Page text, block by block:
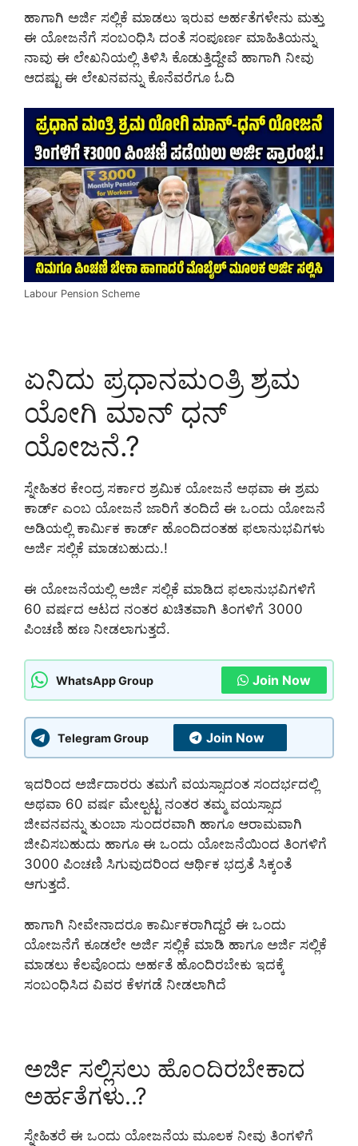
ಹಾಗಾಗಿ ಅರ್ಜಿ ಸಲ್ಲಿಕೆ ಮಾಡಲು ಇರುವ ಅರ್ಹತೆಗಳೇನು ಮತ್ತು
ಈ ಯೋಜನೆಗೆ ಸಂಬಂಧಿಸಿ ದಂತೆ ಸಂಪೂರ್ಣ ಮಾಹಿತಿಯನ್ನು
ನಾವು ಈ ಲೇಖನಿಯಲ್ಲಿ ತಿಳಿಸಿ ಕೊಡುತ್ತಿದ್ದೇವೆ ಹಾಗಾಗಿ ನೀವು
ಆದಷ್ಟು ಈ ಲೇಖನವನ್ನು ಕೊನೆವರೆಗೂ ಓದಿ
Labour Pension Scheme
ಏನಿದು ಪ್ರಧಾನಮಂತ್ರಿ ಶ್ರಮ
ಯೋಗಿ ಮಾನ್ ಧನ್
ಯೋಜನೆ.?
ಸ್ನೇಹಿತರ ಕೇಂದ್ರ ಸರ್ಕಾರ ಶ್ರಮಿಕ ಯೋಜನೆ ಅಥವಾ ಈ ಶ್ರಮ
ಕಾರ್ಡ್ ಎಂಬ ಯೋಜನೆ ಜಾರಿಗೆ ತಂದಿದೆ ಈ ಒಂದು ಯೋಜನೆ
ಅಡಿಯಲ್ಲಿ ಕಾರ್ಮಿಕ ಕಾರ್ಡ್ ಹೊಂದಿದಂತಹ ಫಲಾನುಭವಿಗಳು
ಅರ್ಜಿ ಸಲ್ಲಿಕೆ ಮಾಡಬಹುದು.!
ಈ ಯೋಜನೆಯಲ್ಲಿ ಅರ್ಜಿ ಸಲ್ಲಿಕೆ ಮಾಡಿದ ಫಲಾನುಭವಿಗಳಿಗೆ
60 ವರ್ಷದ ಆಟದ ನಂತರ ಖಚಿತವಾಗಿ ತಿಂಗಳಿಗೆ 3000
ಪಿಂಚಣಿ ಹಣ ನೀಡಲಾಗುತ್ತದೆ.
WhatsApp Group Join Now
Telegram Group Join Now
ಇದರಿಂದ ಅರ್ಜಿದಾರರು ತಮಗೆ ವಯಸ್ಸಾದಂತ ಸಂದರ್ಭದಲ್ಲಿ
ಅಥವಾ 60 ವರ್ಷ ಮೇಲ್ಪಟ್ಟ ನಂತರ ತಮ್ಮ ವಯಸ್ಸಾದ
ಜೀವನವನ್ನು ತುಂಬಾ ಸುಂದರವಾಗಿ ಹಾಗೂ ಆರಾಮವಾಗಿ
ಜೀವಿಸಬಹುದು ಹಾಗೂ ಈ ಒಂದು ಯೋಜನೆಯಿಂದ ತಿಂಗಳಿಗೆ
3000 ಪಿಂಚಣಿ ಸಿಗುವುದರಿಂದ ಆರ್ಥಿಕ ಭದ್ರತೆ ಸಿಕ್ಕಂತೆ
ಆಗುತ್ತದೆ.
ಹಾಗಾಗಿ ನೀವೇನಾದರೂ ಕಾರ್ಮಿಕರಾಗಿದ್ದರೆ ಈ ಒಂದು
ಯೋಜನೆಗೆ ಕೂಡಲೇ ಅರ್ಜಿ ಸಲ್ಲಿಕೆ ಮಾಡಿ ಹಾಗೂ ಅರ್ಜಿ ಸಲ್ಲಿಕೆ
ಮಾಡಲು ಕೆಲವೊಂದು ಅರ್ಹತೆ ಹೊಂದಿರಬೇಕು ಇದಕ್ಕೆ
ಸಂಬಂಧಿಸಿದ ವಿವರ ಕೆಳಗಡೆ ನೀಡಲಾಗಿದೆ
ಅರ್ಜಿ ಸಲ್ಲಿಸಲು ಹೊಂದಿರಬೇಕಾದ
ಅರ್ಹತೆಗಳು..?
ಸ್ನೇಹಿತರೆ ಈ ಒಂದು ಯೋಜನೆಯ ಮೂಲಕ ನೀವು ತಿಂಗಳಿಗೆ